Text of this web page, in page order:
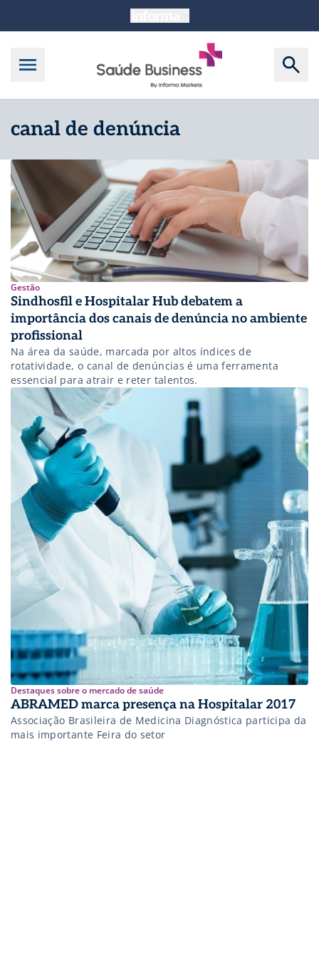
canal de denúncia
Gestão
Sindhosfil e Hospitalar Hub debatem a
importância dos canais de denúncia no ambiente
profissional
Na área da saúde, marcada por altos índices de
rotatividade, o canal de denúncias é uma ferramenta
essencial para atrair e reter talentos.
Destaques sobre o mercado de saúde
ABRAMED marca presença na Hospitalar 2017
Associação Brasileira de Medicina Diagnóstica participa da
mais importante Feira do setor